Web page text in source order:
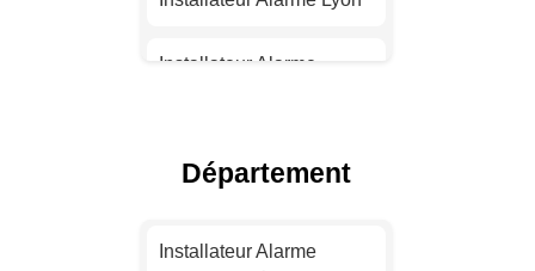
Installateur Alarme
Installateur Alarme Nice
Nantes
Département
Installateur Alarme